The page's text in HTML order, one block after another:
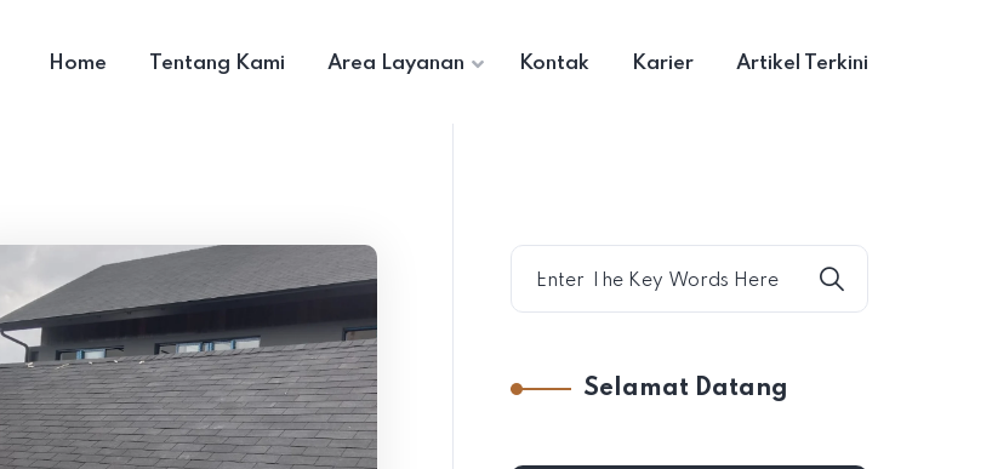
Home Tentang Kami Area Layanan Kontak Karier Artikel Terkini
Selamat Datang